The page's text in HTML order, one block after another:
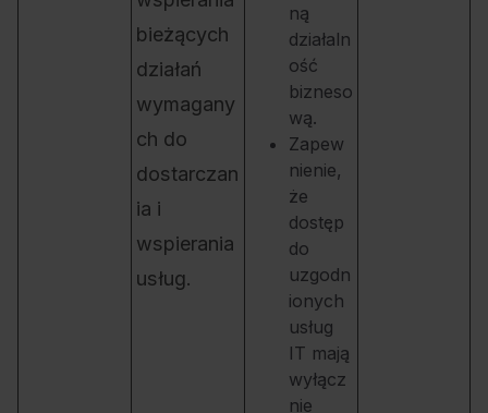
bieżących
działań
wymagany
ch do
dostarczan
ia i
wspierania
usług.
ną
działaln
ość
bizneso
wą.
Zapew
nienie,
że
dostęp
do
uzgodn
ionych
usług
IT mają
wyłącz
nie